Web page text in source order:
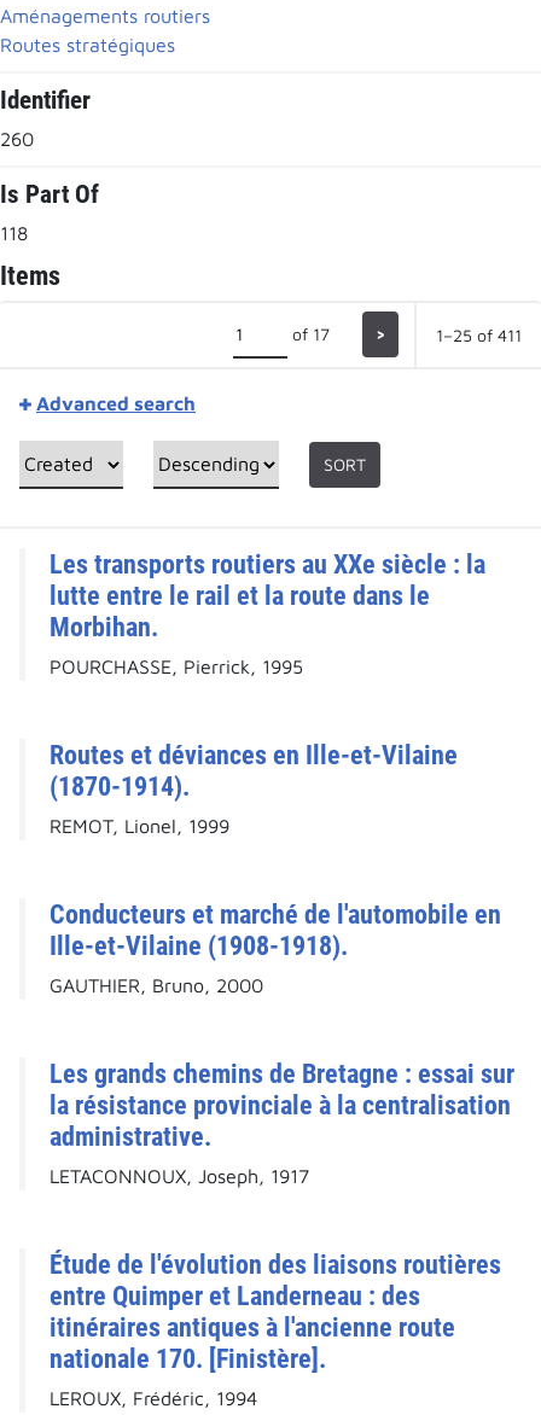
Aménagements routiers
Routes stratégiques
Identifier
260
Is Part Of
118
Items
of 17 > 1–25 of 411
Advanced search
SORT
Les transports routiers au XXe siècle : la
lutte entre le rail et la route dans le
Morbihan.
POURCHASSE, Pierrick, 1995
Routes et déviances en Ille-et-Vilaine
(1870-1914).
REMOT, Lionel, 1999
Conducteurs et marché de l'automobile en
Ille-et-Vilaine (1908-1918).
GAUTHIER, Bruno, 2000
Les grands chemins de Bretagne : essai sur
la résistance provinciale à la centralisation
administrative.
LETACONNOUX, Joseph, 1917
Étude de l'évolution des liaisons routières
entre Quimper et Landerneau : des
itinéraires antiques à l'ancienne route
nationale 170. [Finistère].
LEROUX, Frédéric, 1994